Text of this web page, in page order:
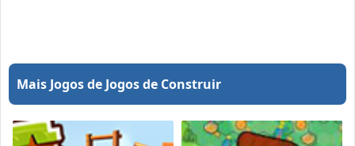
Mais Jogos de Jogos de Construir